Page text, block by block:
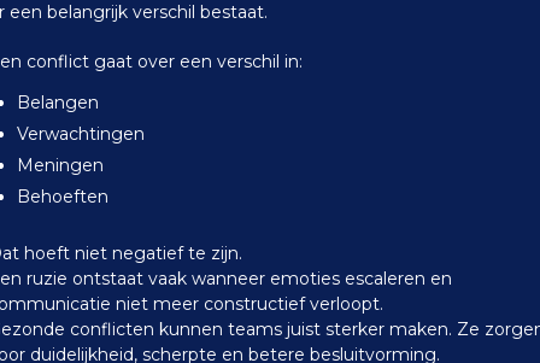
een belangrijk verschil bestaat.
conflict gaat over een verschil in:
Belangen
Verwachtingen
Meningen
Behoeften
hoeft niet negatief te zijn.
ruzie ontstaat vaak wanneer emoties escaleren en
niet meer constructief verloopt.
conflicten kunnen teams juist sterker maken. Ze
duidelijkheid, scherpte en betere besluitvorming.